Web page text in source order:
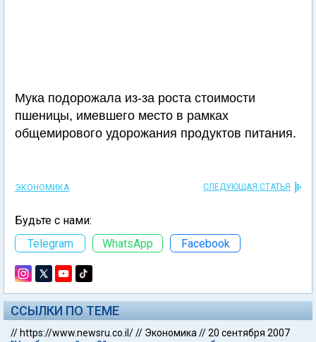
Мука подорожала из-за роста стоимости
пшеницы, имевшего место в рамках
общемирового удорожания продуктов питания.
ЭКОНОМИКА СЛЕДУЮЩАЯ СТАТЬЯ
Будьте с нами:
Telegram
WhatsApp Facebook
ССЫЛКИ ПО ТЕМЕ
// https://www.newsru.co.il/// Экономика //20 сентября 2007